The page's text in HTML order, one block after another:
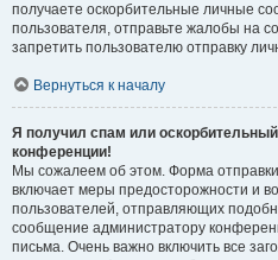
получаете оскорбительные личные
пользователя, отправьте жалобы на
запретить пользователю отправку
Вернуться к началу
Я получил спам или оскорбительный
конференции!
Мы сожалеем об этом. Форма
включает меры предосторожности и
пользователей, отправляющих
сообщение администратору
письма. Очень важно включить все